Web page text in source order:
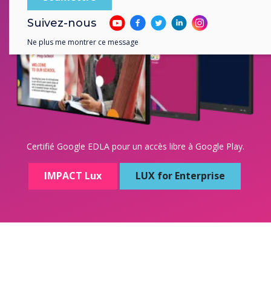
Certifié Google EDLA pour un accès libre à Google Play.
IMPACT Lux LUX for Enterprise
Suivez-nous
Ne plus me montrer ce message